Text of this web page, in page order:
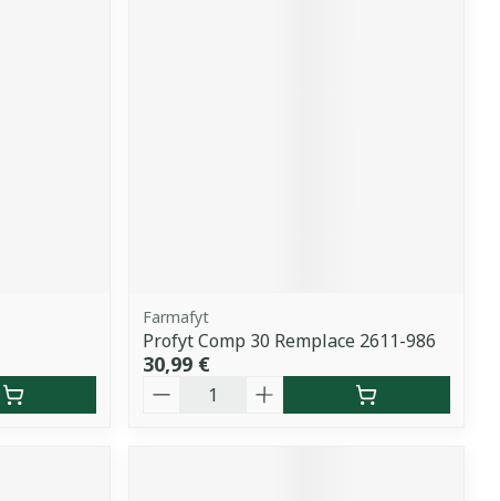
Farmafyt
Profyt Comp 30 Remplace 2611-986
30,99 €
Quantité